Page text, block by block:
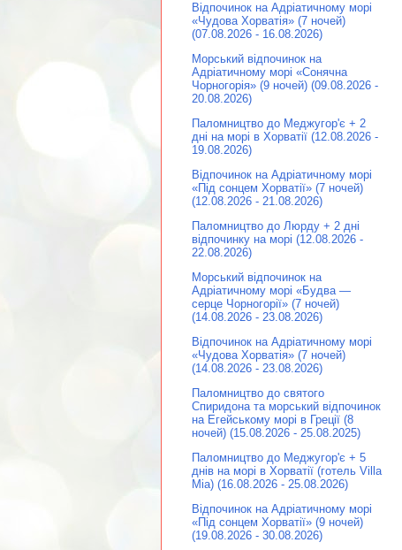
Відпочинок на Адріатичному морі
«Чудова Хорватія» (7 ночей)
(07.08.2026 - 16.08.2026)
Морський відпочинок на
Адріатичному морі «Сонячна
Чорногорія» (9 ночей) (09.08.2026 -
20.08.2026)
Паломництво до Меджугор'є + 2
дні на морі в Хорватії (12.08.2026 -
19.08.2026)
Відпочинок на Адріатичному морі
«Під сонцем Хорватії» (7 ночей)
(12.08.2026 - 21.08.2026)
Паломництво до Люрду + 2 дні
відпочинку на морі (12.08.2026 -
22.08.2026)
Морський відпочинок на
Адріатичному морі «Будва —
серце Чорногорії» (7 ночей)
(14.08.2026 - 23.08.2026)
Відпочинок на Адріатичному морі
«Чудова Хорватія» (7 ночей)
(14.08.2026 - 23.08.2026)
Паломництво до святого
Спиридона та морський відпочинок
на Егейському морі в Греції (8
ночей) (15.08.2026 - 25.08.2025)
Паломництво до Меджугор'є + 5
днів на морі в Хорватії (готель Villa
Mia) (16.08.2026 - 25.08.2026)
Відпочинок на Адріатичному морі
«Під сонцем Хорватії» (9 ночей)
(19.08.2026 - 30.08.2026)